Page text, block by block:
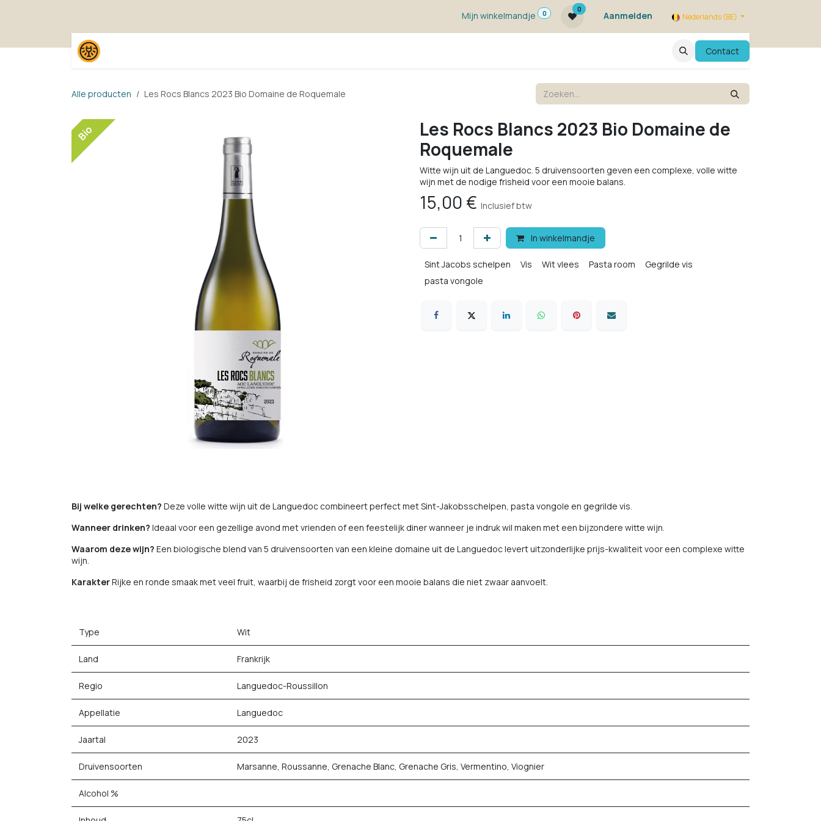
Mijn winkelmandje
0
0
Aanmelden Nederlands (BE)
EvenementenContact
Alle producten Les Rocs Blancs 2023 Bio Domaine de Roquemale
Bio
Les Rocs Blancs 2023 Bio Domaine de
Roquemale
Witte wijn uit de Languedoc. 5 druivensoorten geven een complexe, volle witte
wijn met de nodige frisheid voor een mooie balans.
15,00 € Inclusief btw
In winkelmandje
Sint Jacobs schelpen Vis Wit vlees Pasta room
Gegrilde vis
pasta vongole
Bij welke gerechten? Deze volle witte wijn uit de Languedoc combineert perfect met Sint-Jakobsschelpen, pasta vongole en gegrilde vis.
Wanneer drinken? Ideaal voor een gezellige avond met vrienden of een feestelijk diner wanneer je indruk wil maken met een bijzondere witte wijn.
Waarom deze wijn? Een biologische blend van 5 druivensoorten van een kleine domaine uit de Languedoc levert uitzonderlijke prijs-kwaliteit voor een complexe witte
wijn.
KarakterRijke en ronde smaak met veel fruit, waarbij de frisheid zorgt voor een mooie balans die niet zwaar aanvoelt.
Type Wit
Land Frankrijk
Regio Languedoc-Roussillon
Appellatie Languedoc
Jaartal 2023
Druivensoorten Marsanne, Roussanne, Grenache Blanc, Grenache Gris, Vermentino, Viognier
Alcohol %